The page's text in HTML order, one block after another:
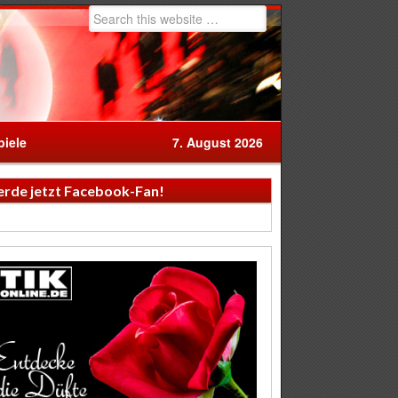
7. August 2026
jetzt Facebook-Fan!